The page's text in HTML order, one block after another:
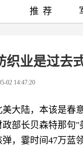
织业是过去
02 14:47:20
大陆，本该是春
部长贝森特那句
，霎时间47万蓝
推荐